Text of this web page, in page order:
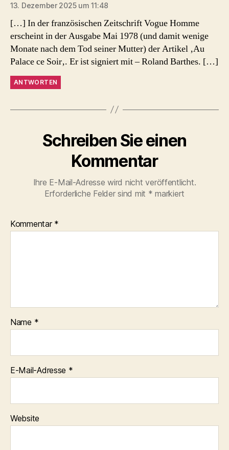
13. Dezember 2025 um 11:48
[…] In der französischen Zeitschrift Vogue Homme
erscheint in der Ausgabe Mai 1978 (und damit wenige
Monate nach dem Tod seiner Mutter) der Artikel ‚Au
Palace ce Soir‚. Er ist signiert mit – Roland Barthes. […]
ANTWORTEN
Schreiben Sie einen
Kommentar
Ihre E-Mail-Adresse wird nicht veröffentlicht.
Erforderliche Felder sind mit * markiert
Kommentar *
Name *
E-Mail-Adresse *
Website